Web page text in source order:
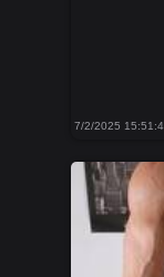
7/2/2025